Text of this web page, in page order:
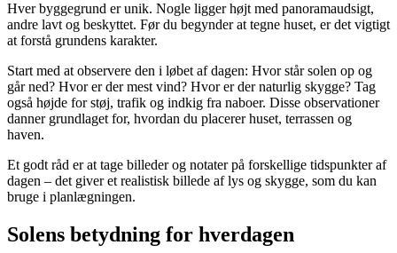
Hver byggegrund er unik. Nogle ligger højt med panoramaudsigt,
andre lavt og beskyttet. Før du begynder at tegne huset, er det vigtigt
at forstå grundens karakter.
Start med at observere den i løbet af dagen: Hvor står solen op og
går ned? Hvor er der mest vind? Hvor er der naturlig skygge? Tag
også højde for støj, trafik og indkig fra naboer. Disse observationer
danner grundlaget for, hvordan du placerer huset, terrassen og
haven.
Et godt råd er at tage billeder og notater på forskellige tidspunkter af
dagen – det giver et realistisk billede af lys og skygge, som du kan
bruge i planlægningen.
Solens betydning for hverdagen